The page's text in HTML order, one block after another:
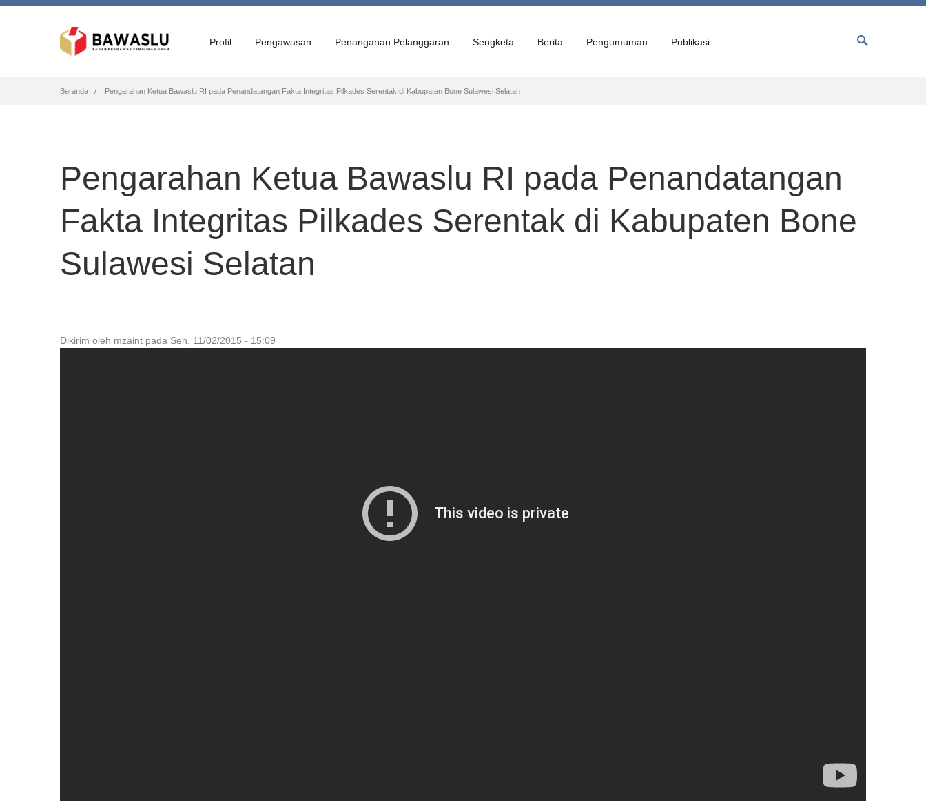
Profil Pengawasan Penanganan Pelanggaran Sengketa Berita Pengumuman Publikasi
Breadcrumb
Beranda Pengarahan Ketua Bawaslu RI pada Penandatangan Fakta Integritas Pilkades Serentak di Kabupaten Bone Sulawesi Selatan
Pengarahan Ketua Bawaslu RI pada Penandatangan
Fakta Integritas Pilkades Serentak di Kabupaten Bone
Sulawesi Selatan
Dikirim oleh mzaint pada Sen, 11/02/2015 - 15:09